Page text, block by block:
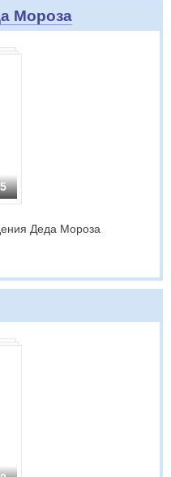
Мороза
Деда Мороза